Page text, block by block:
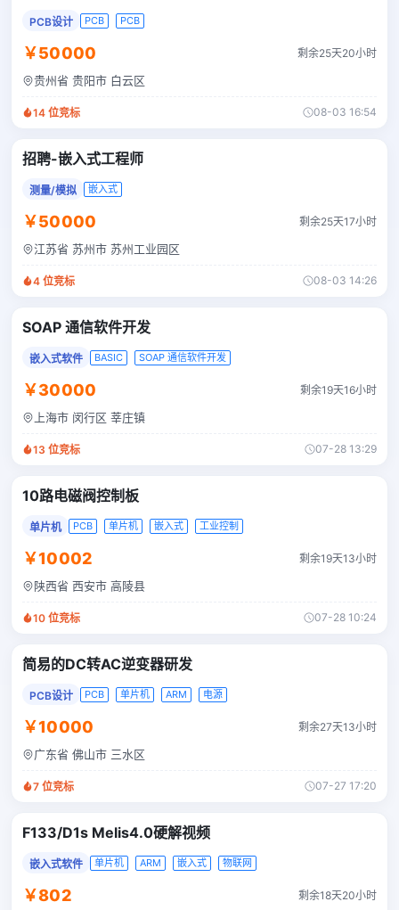
PCB设计 PCB PCB
￥50000 剩余25天20小时
贵州省 贵阳市 白云区
14 位竞标 08-03 16:54
招聘-嵌入式工程师
测量/模拟 嵌入式
￥50000 剩余25天17小时
江苏省 苏州市 苏州工业园区
4 位竞标 08-03 14:26
SOAP 通信软件开发
嵌入式软件 BASIC SOAP 通信软件开发
￥30000 剩余19天16小时
上海市 闵行区 莘庄镇
13 位竞标 07-28 13:29
10路电磁阀控制板
单片机 PCB 单片机 嵌入式 工业控制
￥10002 剩余19天13小时
陕西省 西安市 高陵县
10 位竞标 07-28 10:24
简易的DC转AC逆变器研发
PCB设计 PCB 单片机 ARM 电源
￥10000 剩余27天13小时
广东省 佛山市 三水区
7 位竞标 07-27 17:20
F133/D1s Melis4.0硬解视频
嵌入式软件 单片机 ARM 嵌入式 物联网
￥802 剩余18天20小时